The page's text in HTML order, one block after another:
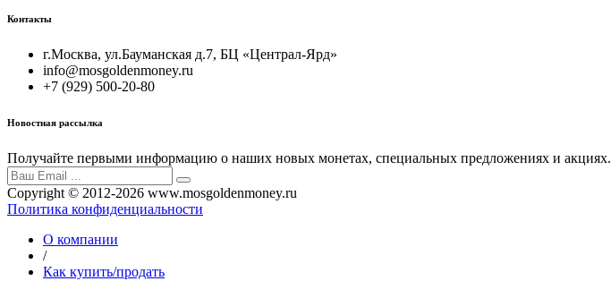
Контакты
г.Москва, ул.Бауманская д.7, БЦ «Централ-Ярд»
info@mosgoldenmoney.ru
+7 (929) 500-20-80
Новостная рассылка
Получайте первыми информацию о наших новых монетах, специальных предложениях и акциях.
Copyright © 2012-2026 www.mosgoldenmoney.ru
Политика конфиденциальности
О компании
/
Как купить/продать